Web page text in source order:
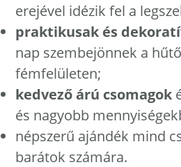
erejével idézik fel a
praktikusak és
nap szembejönnek a
fémfelületen;
kedvező árú csomagok
és nagyobb
népszerű ajándék mind
barátok számára.